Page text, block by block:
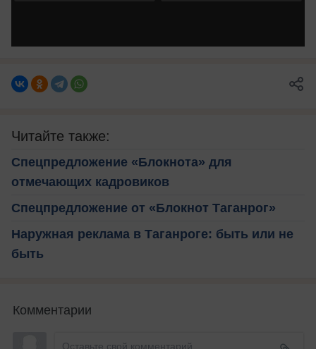
Читайте также:
Спецпредложение «Блокнота» для
отмечающих кадровиков
Спецпредложение от «Блокнот Таганрог»
Наружная реклама в Таганроге: быть или не
быть
Комментарии